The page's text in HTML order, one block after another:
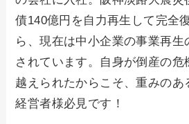
債140億円を自力再生して完全
ら、現在は中小企業の事業再生
されています。自身が倒産の危
越えられたからこそ、重みのあ
経営者様必見です！